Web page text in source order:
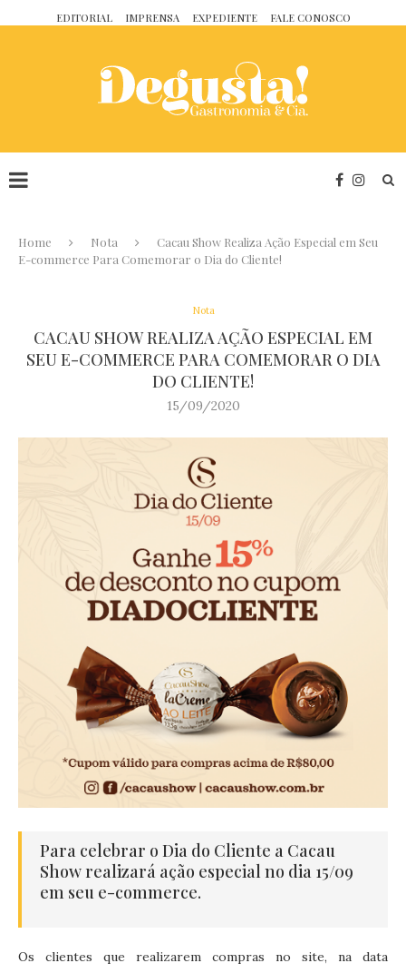
EDITORIAL IMPRENSA EXPEDIENTE FALE CONOSCO
Home Nota
Cacau Show Realiza Ação Especial em Seu
E-commerce Para Comemorar o Dia do Cliente!
Nota
CACAU SHOW REALIZA AÇÃO ESPECIAL EM
SEU E-COMMERCE PARA COMEMORAR O DIA
DO CLIENTE!
15/09/2020
Para celebrar o Dia do Cliente a Cacau
Show realizará ação especial no dia 15/09
em seu e-commerce.
Os clientes que realizarem compras no site, na data